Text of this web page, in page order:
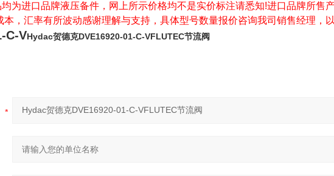
为进口品牌液压备件，网上所示价格均不是实价标注请悉知!进口品牌所售
本，汇率有所波动感谢理解与支持，具体型号数量报价咨询我司销售经理，
C-VHydac贺德克DVE16920-01-C-VFLUTEC节流阀